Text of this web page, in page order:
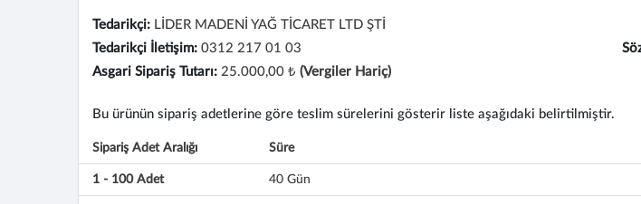
Tedarikçi: LİDER MADENİ YAĞ TİCARET LTD ŞTİ
Tedarikçi İletişim: 0312 217 01 03
Asgari Sipariş Tutarı: 25.000,00 ₺ (Vergiler Hariç)
Bu ürünün sipariş adetlerine göre teslim sürelerini gösterir liste aşağıdaki belirtilmiştir.
Sipariş Adet Aralığı Süre
1 - 100 Adet 40 Gün